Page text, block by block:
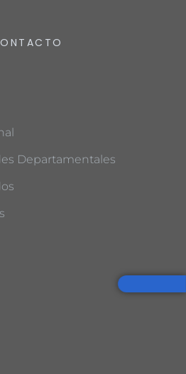
Departamentales